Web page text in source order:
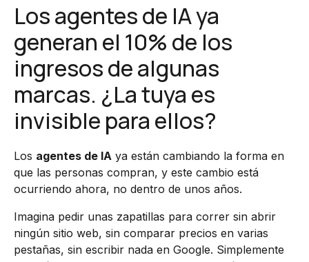
Los agentes de IA ya
generan el 10% de los
ingresos de algunas
marcas. ¿La tuya es
invisible para ellos?
Los agentes de IA ya están cambiando la forma en
que las personas compran, y este cambio está
ocurriendo ahora, no dentro de unos años.
Imagina pedir unas zapatillas para correr sin abrir
ningún sitio web, sin comparar precios en varias
pestañas, sin escribir nada en Google. Simplemente